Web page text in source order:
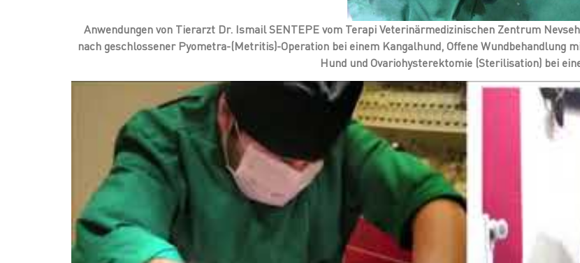
Anwendungen von Tierarzt Dr. Ismail SENTEPE vom Terapi Veterinärmedizinischen Zentrum
nach geschlossener Pyometra-(Metritis)-Operation bei einem Kangalhund, Offene Wundbehandlung
Hund und Ovariohysterektomie (Sterilisation) bei